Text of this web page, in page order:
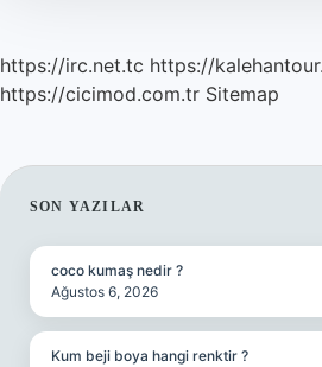
https://irc.net.tc https://
https://cicimod.com.tr Sitemap
SIDEBAR
SON YAZILAR
coco kumaş nedir ?
Ağustos 6, 2026
Kum beji boya hangi renktir ?